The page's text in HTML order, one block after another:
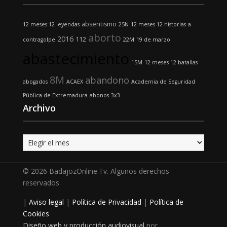
12 meses 12 leyendas absentismo 25N 12 meses 12 historias a
contragolpe 2016 112 aborto 22M 19 de marzo
15M 12 meses 12 batallas
abogados 8M ACAEX abandono Academia de Seguridad
Pública de Extremadura abonos 3x3
Archivo
Archivo
© 2026 BadajozOnline.Tv. Algunos derechos
reservados
| Aviso legal | Política de Privacidad | Política de
Cookies